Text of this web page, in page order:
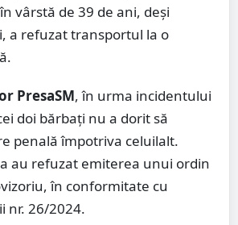
vârstă de 39 de ani, deși
a refuzat transportul la o
PresaSM, în urma incidentului
doi bărbați nu a dorit să
penală împotriva celuilalt.
au refuzat emiterea unui ordin
în conformitate cu
nr. 26/2024.